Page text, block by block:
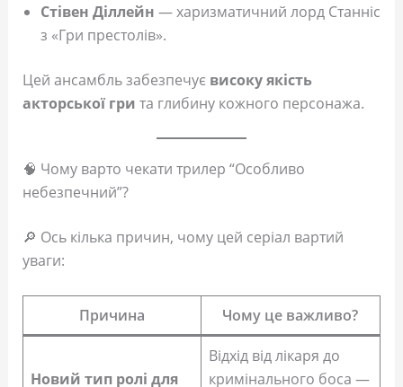
Стівен Діллейн — харизматичний лорд Станніс
з «Гри престолів».
Цей ансамбль забезпечує високу якість
акторської гри та глибину кожного персонажа.
🧠 Чому варто чекати трилер “Особливо
небезпечний”?
🔎 Ось кілька причин, чому цей серіал вартий
уваги:
Причина Чому це важливо?
Новий тип ролі для
Відхід від лікаря до
кримінального боса —